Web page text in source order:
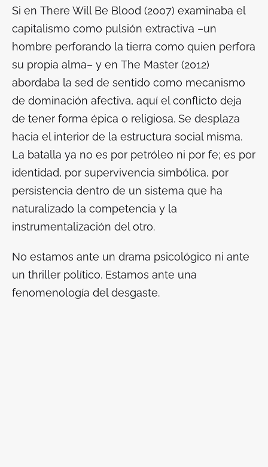
Si en There Will Be Blood (2007) examinaba el
capitalismo como pulsión extractiva –un
hombre perforando la tierra como quien perfora
su propia alma– y en The Master (2012)
abordaba la sed de sentido como mecanismo
de dominación afectiva, aquí el conflicto deja
de tener forma épica o religiosa. Se desplaza
hacia el interior de la estructura social misma.
La batalla ya no es por petróleo ni por fe; es por
identidad, por supervivencia simbólica, por
persistencia dentro de un sistema que ha
naturalizado la competencia y la
instrumentalización del otro.
No estamos ante un drama psicológico ni ante
un thriller político. Estamos ante una
fenomenología del desgaste.